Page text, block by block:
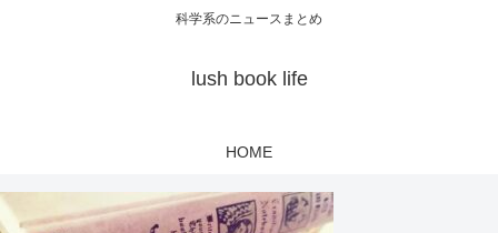
科学系のニュースまとめ
lush book life
HOME